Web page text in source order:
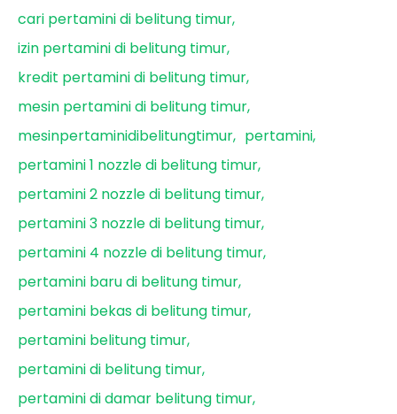
cari pertamini di belitung timur
izin pertamini di belitung timur
kredit pertamini di belitung timur
mesin pertamini di belitung timur
mesinpertaminidibelitungtimur
pertamini
pertamini 1 nozzle di belitung timur
pertamini 2 nozzle di belitung timur
pertamini 3 nozzle di belitung timur
pertamini 4 nozzle di belitung timur
pertamini baru di belitung timur
pertamini bekas di belitung timur
pertamini belitung timur
pertamini di belitung timur
pertamini di damar belitung timur